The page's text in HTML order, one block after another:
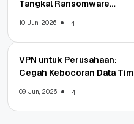
Tangkal Ransomware
10 Jun, 2026 4
VPN untuk Perusahaan:
Cegah Kebocoran Data Tim
09 Jun, 2026 4